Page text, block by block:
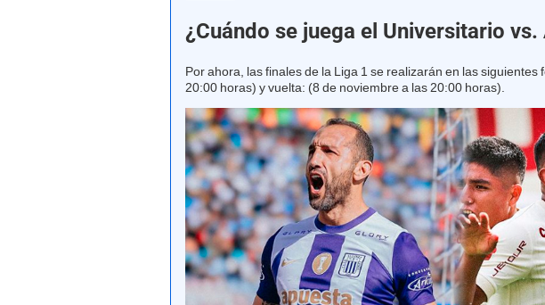
¿Cuándo se juega el Universitario vs.
Por ahora, las finales de la Liga 1 se realizarán en las siguientes
20:00 horas) y vuelta: (8 de noviembre a las 20:00 horas).